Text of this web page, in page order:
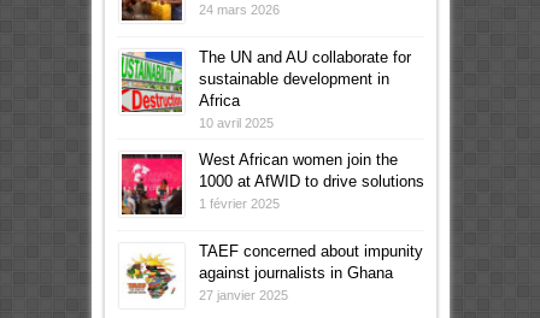
24 mars 2026
The UN and AU collaborate for
sustainable development in
Africa
10 avril 2025
West African women join the
1000 at AfWID to drive solutions
1 février 2025
TAEF concerned about impunity
against journalists in Ghana
27 janvier 2025